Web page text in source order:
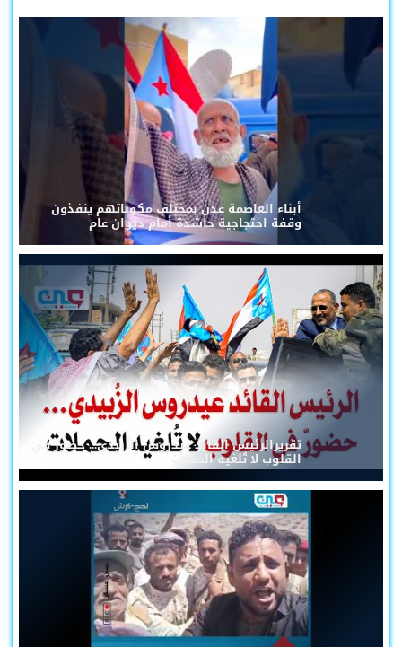
أبناء العاصمة عدن بمختلف مكوناتهم ينفذون
وقفة احتجاجية حاشدة أمام ديوان عام
تقريرالرئيس القائد عيدروس الزُبيدي... حضورٌ في
القلوب لا تُلغيه الحملات